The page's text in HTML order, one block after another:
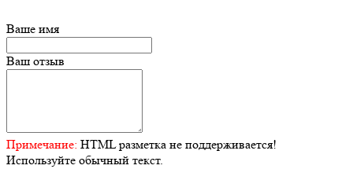
Ваше имя
Ваш отзыв
Примечание: HTML разметка не поддерживается!
Используйте обычный текст.